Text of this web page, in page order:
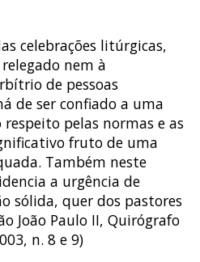
celebrações litúrgicas,
nem à
de pessoas
de ser confiado a uma
pelas normas e as
fruto de uma
Também neste
a urgência de
sólida, quer dos pastores
João Paulo II, Quirógrafo
n. 8 e 9)